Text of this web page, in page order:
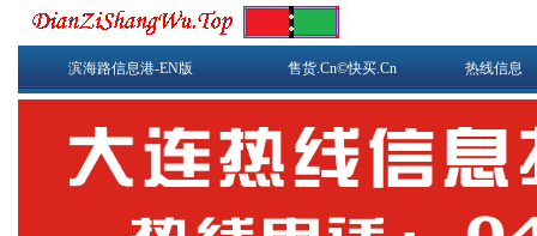
滨海路信息港-EN版 售货.Cn©快买.Cn 热线信息